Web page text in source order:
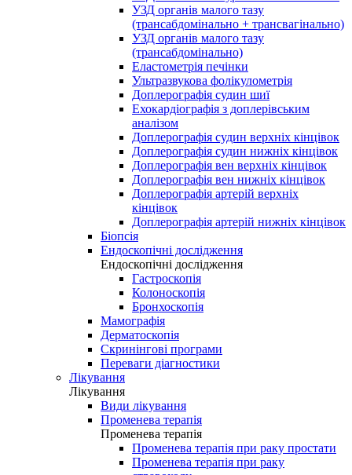
УЗД органів малого тазу
(трансабдомінально + трансвагінально)
УЗД органів малого тазу
(трансабдомінально)
Еластометрія печінки
Ультразвукова фолікулометрія
Доплерографія судин шиї
Ехокардіографія з доплерівським
аналізом
Доплерографія судин верхніх кінцівок
Доплерографія судин нижніх кінцівок
Доплерографія вен верхніх кінцівок
Доплерографія вен нижніх кінцівок
Доплерографія артерій верхніх
кінцівок
Доплерографія артерій нижніх кінцівок
Біопсія
Ендоскопічні дослідження
Ендоскопічні дослідження
Гастроскопія
Колоноскопія
Бронхоскопія
Мамографія
Дерматоскопія
Скринінгові програми
Переваги діагностики
Лікування
Лікування
Види лікування
Променева терапія
Променева терапія
Променева терапія при раку простати
Променева терапія при раку